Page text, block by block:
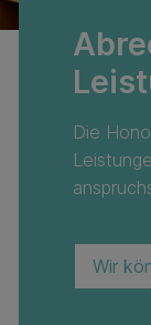
Die
Wir